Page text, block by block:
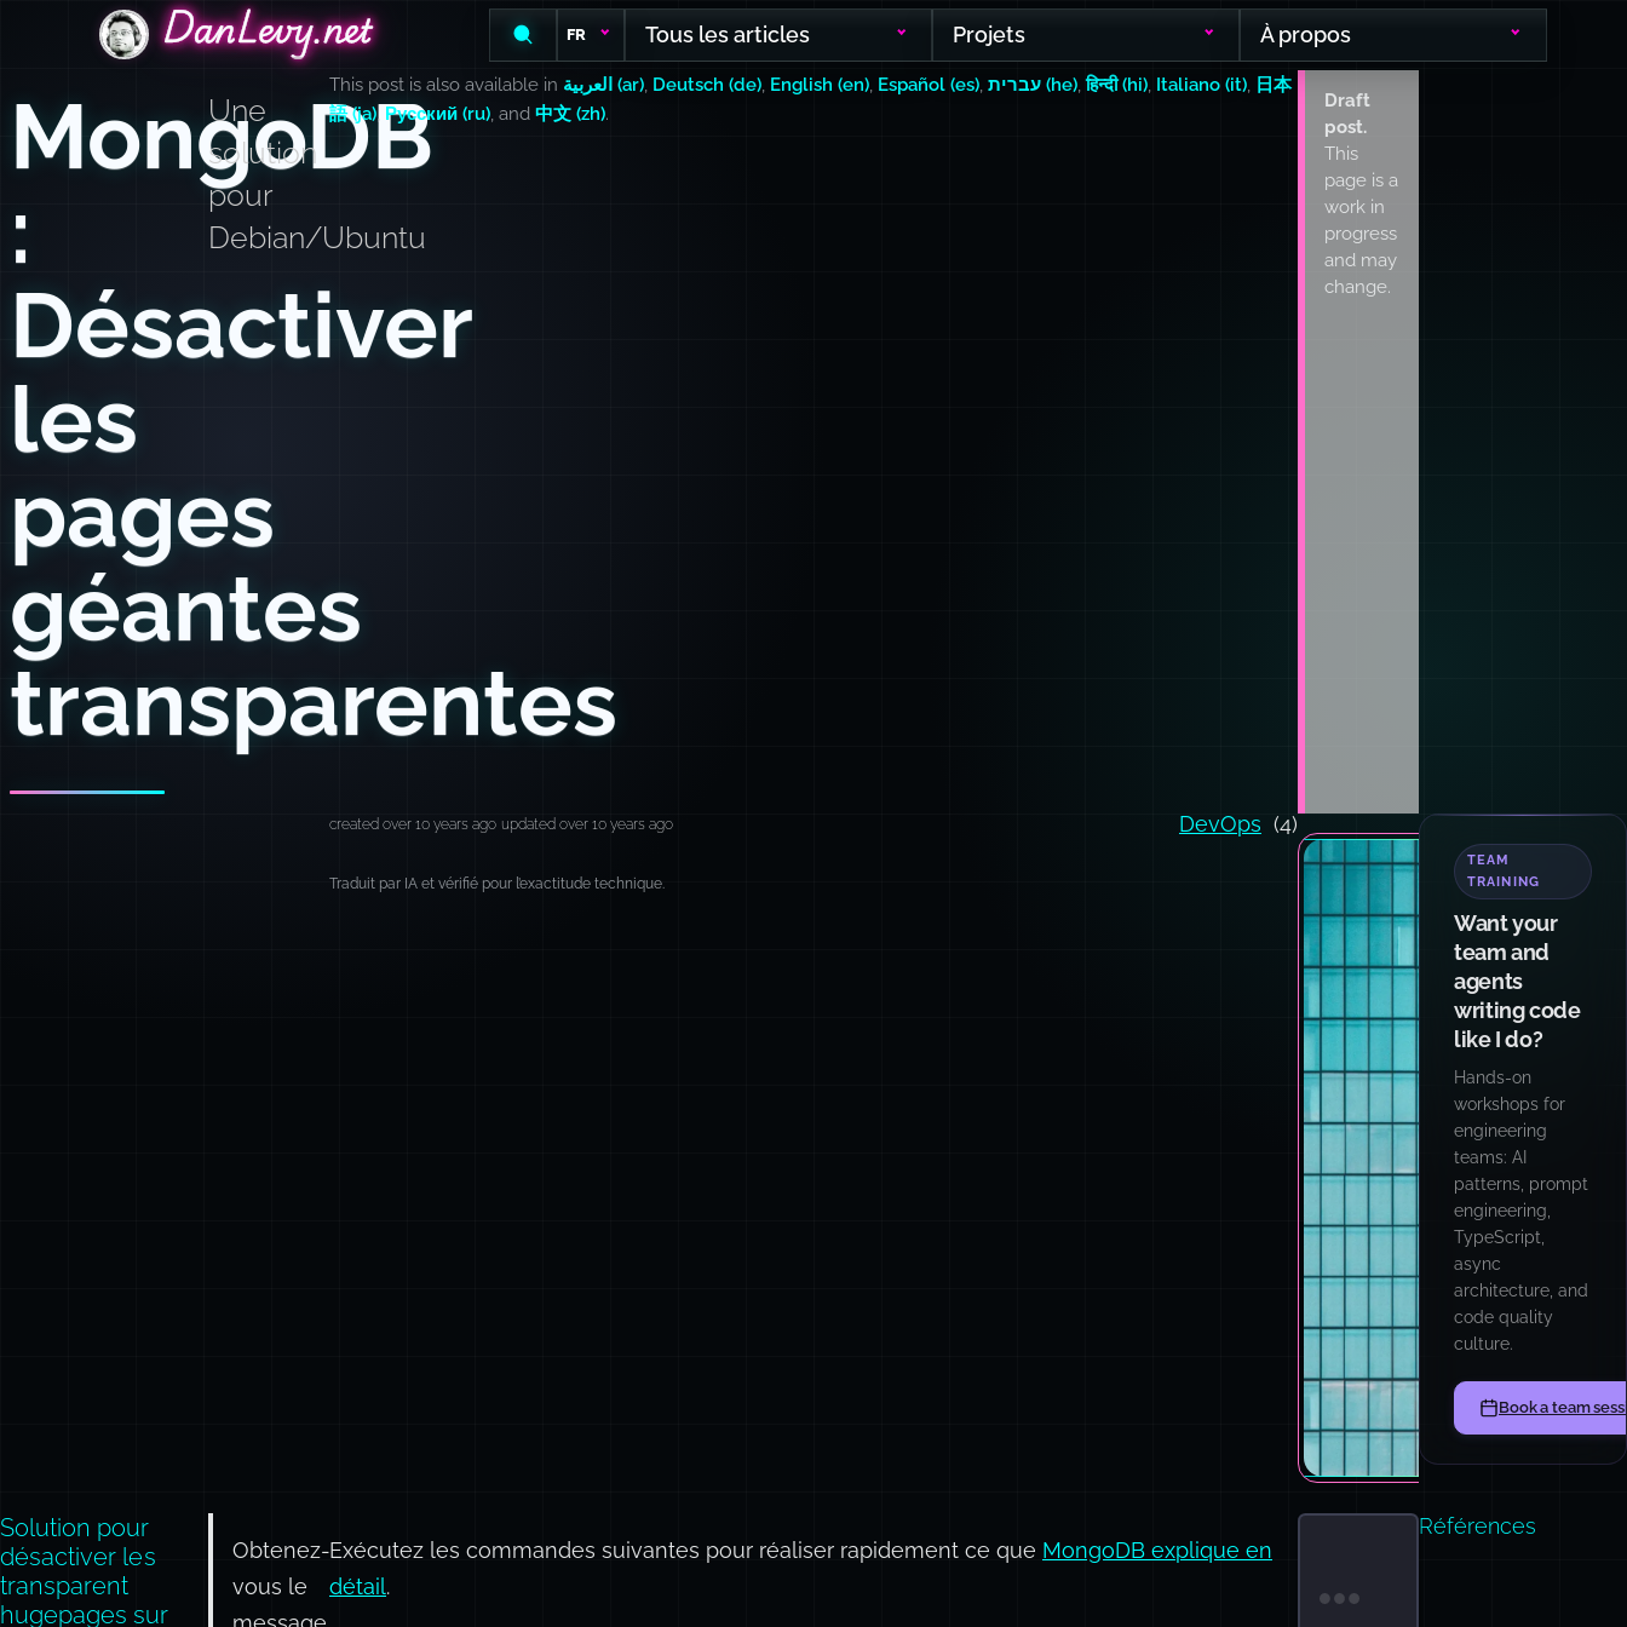
DanLevy.netDanLevy.net
DanLevy.net FR Tous les articles Projets À propos
MongoDB
:
Désactiver
les
pages
géantes
transparentes
Une
solution
pour
Debian/Ubuntu
This post is also available in العربية (ar) Deutsch (de) English (en) Español (es) עברית (he) ,हिन्दी (hi) Italiano (it)
日本
語 (ja) Русский (ru) , and 中文 (zh).
Draft
post.
This
page is a
work in
progress
and may
change.
created over 10 years ago updated over 10 years ago DevOps (4)
Traduit par IA et vérifié pour l’exactitude technique.
TEAM
TRAINING
Want your
team and
agents
writing code
like I do?
Hands-on
workshops for
engineering
teams: AI
patterns, prompt
engineering,
TypeScript,
async
architecture, and
code quality
culture.
Book a team
Solution pour
désactiver les
transparent
hugepages sur
Obtenez-
vous le
Exécutez les commandes suivantes pour réaliser rapidement ce que MongoDB explique en
détail.
Références